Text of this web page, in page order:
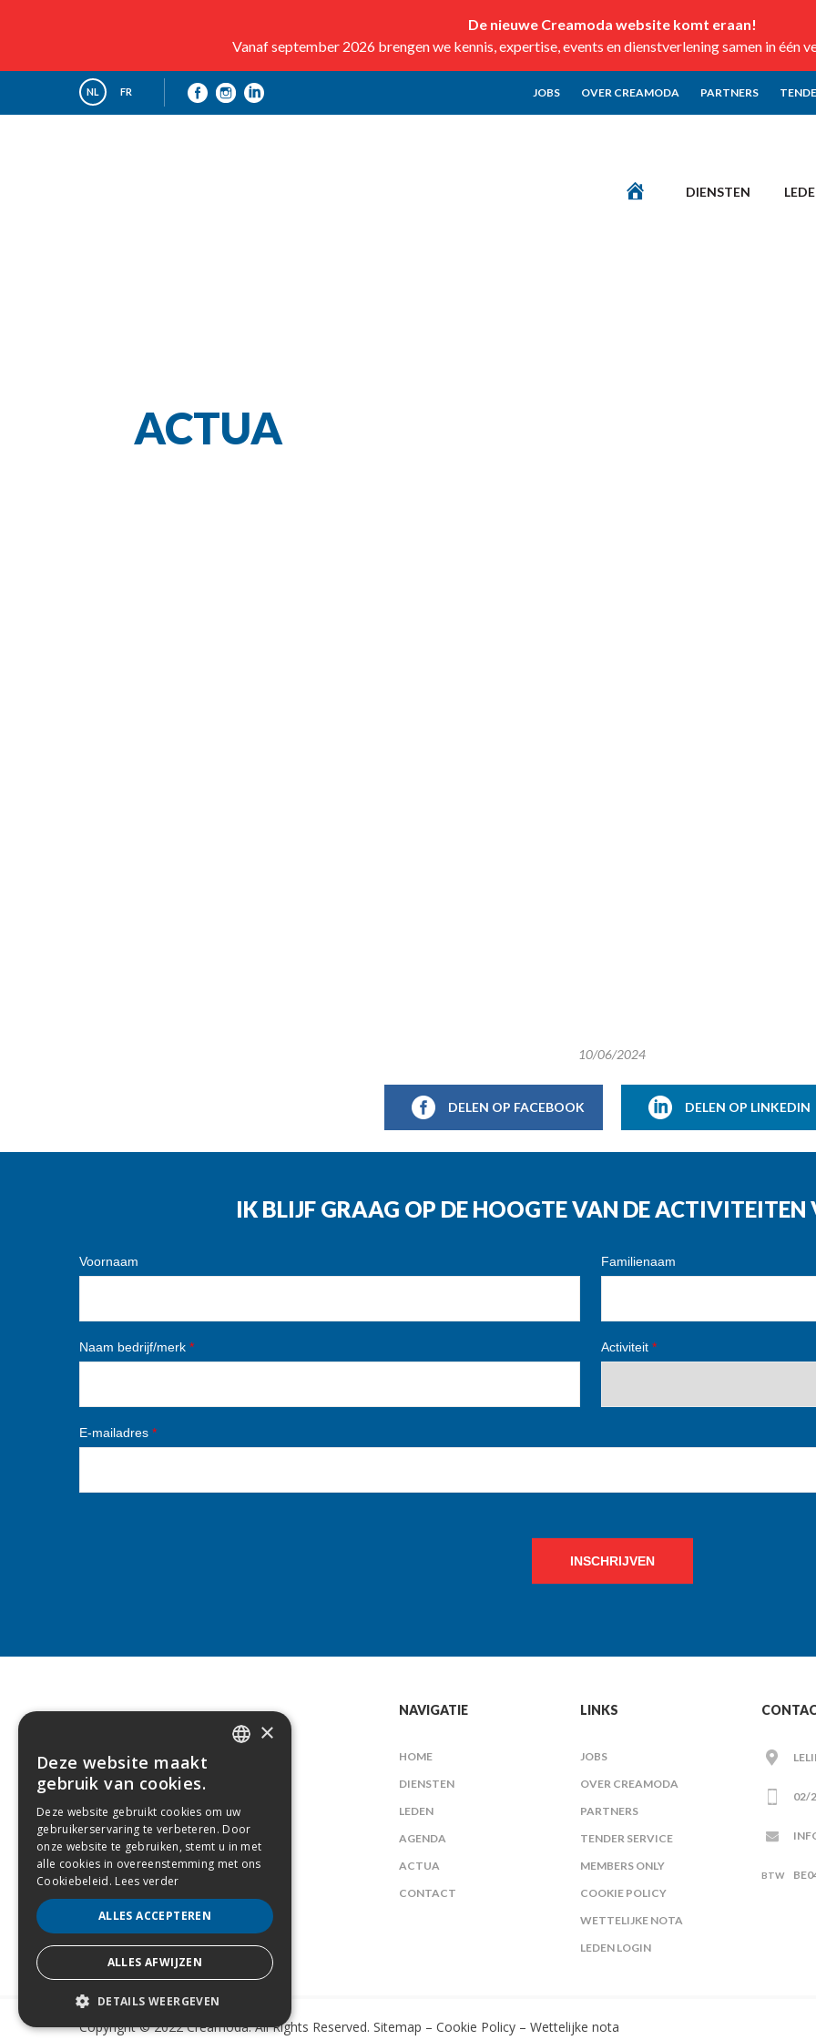
De nieuwe Creamoda website komt eraan!
Vanaf september 2026 brengen we kennis, expertise, events en dienstverlening samen in één
NL FR JOBS OVER CREAMODA PARTNERS
DIENSTEN
ACTUA
10/06/2024
DELEN OP FACEBOOK DELEN OP LINKEDIN
IK BLIJF GRAAG OP DE HOOGTE VAN DE
Voornaam Familienaam
Naam bedrijf/merk * Activiteit*
E-mailadres *
INSCHRIJVEN
NAVIGATIE
HOME
DIENSTEN
LEDEN
AGENDA
ACTUA
CONTACT
LINKS
JOBS
OVER CREAMODA
PARTNERS
TENDER SERVICE
MEMBERS ONLY
COOKIE POLICY
WETTELIJKE NOTA
LEDEN LOGIN
02/
Copyright © 2022 Creamoda. All Rights Reserved. Sitemap – Cookie Policy – Wettelijke nota
×
Deze website maakt
gebruik van cookies.
Deze website gebruikt cookies om uw
gebruikerservaring te verbeteren. Door
onze website te gebruiken, stemt u in met
alle cookies in overeenstemming met ons
Cookiebeleid. Lees verder
ALLES ACCEPTEREN
ALLES AFWIJZEN
DETAILS WEERGEVEN
STRIKT NOODZAKELIJK